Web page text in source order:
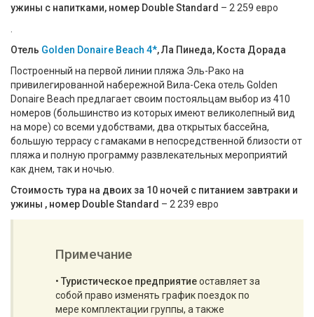
ужины с напитками, номер Double Standard – 2 259 евро
Отель Golden Donaire Beach 4*, Ла Пинеда, Коста Дорада
Построенный на первой линии пляжа Эль-Рако на
привилегированной набережной Вила-Сека отель Golden
Donaire Beach предлагает своим постояльцам выбор из 410
номеров (большинство из которых имеют великолепный вид
на море) со всеми удобствами, два открытых бассейна,
большую террасу с гамаками в непосредственной близости от
пляжа и полную программу развлекательных мероприятий
как днем, так и ночью.
Стоимость тура на двоих за 10 ночей с питанием завтраки и
ужины , номер Double Standard – 2 239 евро
Примечание
• Туристическое предприятиеоставляет за
собой право изменять график поездок по
мере комплектации группы, а также